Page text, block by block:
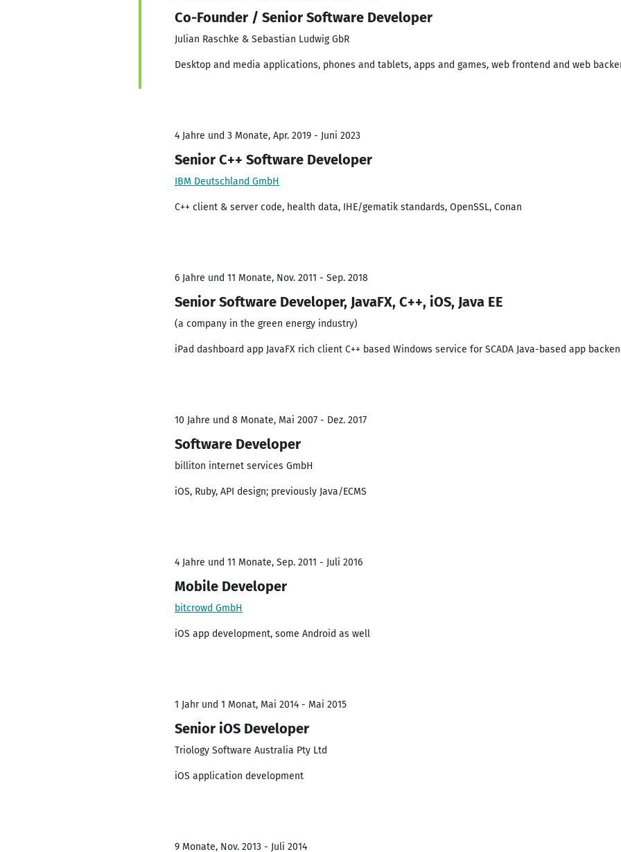
Co-Founder / Senior Software Developer
Julian Raschke & Sebastian Ludwig GbR
Desktop and media applications, phones and tablets, apps and games, web frontend and web
4 Jahre und 3 Monate, Apr. 2019 - Juni 2023
Senior C++ Software Developer
IBM Deutschland GmbH
C++ client & server code, health data, IHE/gematik standards, OpenSSL, Conan
6 Jahre und 11 Monate, Nov. 2011 - Sep. 2018
Senior Software Developer, JavaFX, C++, iOS, Java EE
(a company in the green energy industry)
iPad dashboard app JavaFX rich client C++ based Windows service for SCADA Java-based app
10 Jahre und 8 Monate, Mai 2007 - Dez. 2017
Software Developer
billiton internet services GmbH
iOS, Ruby, API design; previously Java/ECMS
4 Jahre und 11 Monate, Sep. 2011 - Juli 2016
Mobile Developer
bitcrowd GmbH
iOS app development, some Android as well
1 Jahr und 1 Monat, Mai 2014 - Mai 2015
Senior iOS Developer
Triology Software Australia Pty Ltd
iOS application development
9 Monate, Nov. 2013 - Juli 2014